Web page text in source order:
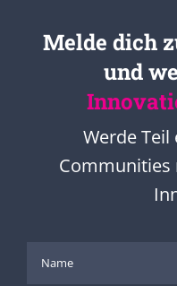
Melde dich
und
Werde
Communities